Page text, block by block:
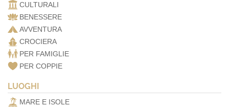
CULTURALI
BENESSERE
AVVENTURA
CROCIERA
PER FAMIGLIE
PER COPPIE
LUOGHI
MARE E ISOLE